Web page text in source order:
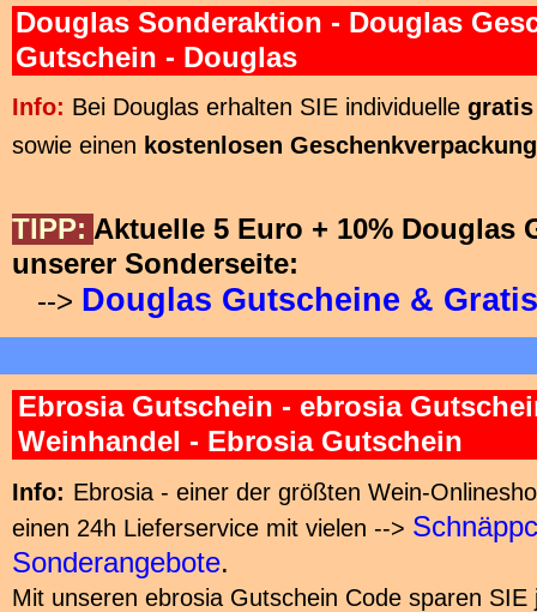
Douglas Sonderaktion - Douglas
Gutschein - Douglas
Info: Bei Douglas erhalten SIE individuelle gratis
sowie einen kostenlosen
TIPP: Aktuelle 5 Euro + 10% Douglas
unserer Sonderseite:
--> Douglas Gutscheine &
Ebrosia Gutschein - ebrosia
Weinhandel - Ebrosia Gutschein
Info: Ebrosia - einer der größten Wein-
einen 24h Lieferservice mit vielen -->
Sonderangebote.
Mit unseren ebrosia Gutschein Code sparen SIE